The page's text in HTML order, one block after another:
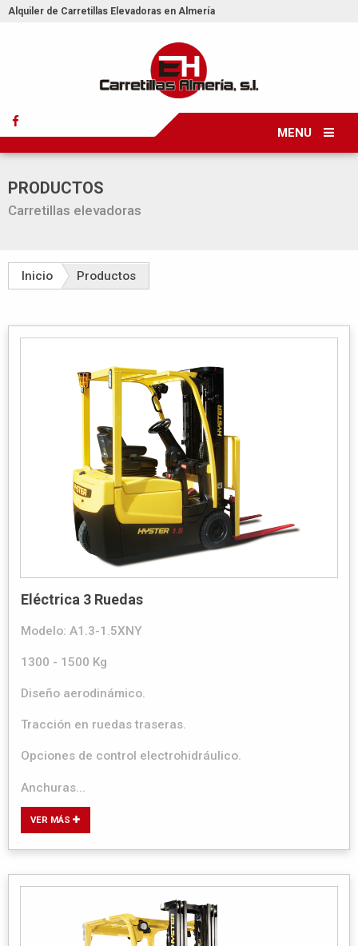
Alquiler de Carretillas Elevadoras en Almería
MENU
PRODUCTOS
Carretillas elevadoras
Inicio Productos
Eléctrica 3 Ruedas
Modelo: A1.3-1.5XNY
1300 - 1500 Kg
Diseño aerodinámico.
Tracción en ruedas traseras.
Opciones de control electrohidráulico.
Anchuras...
VER MÁS